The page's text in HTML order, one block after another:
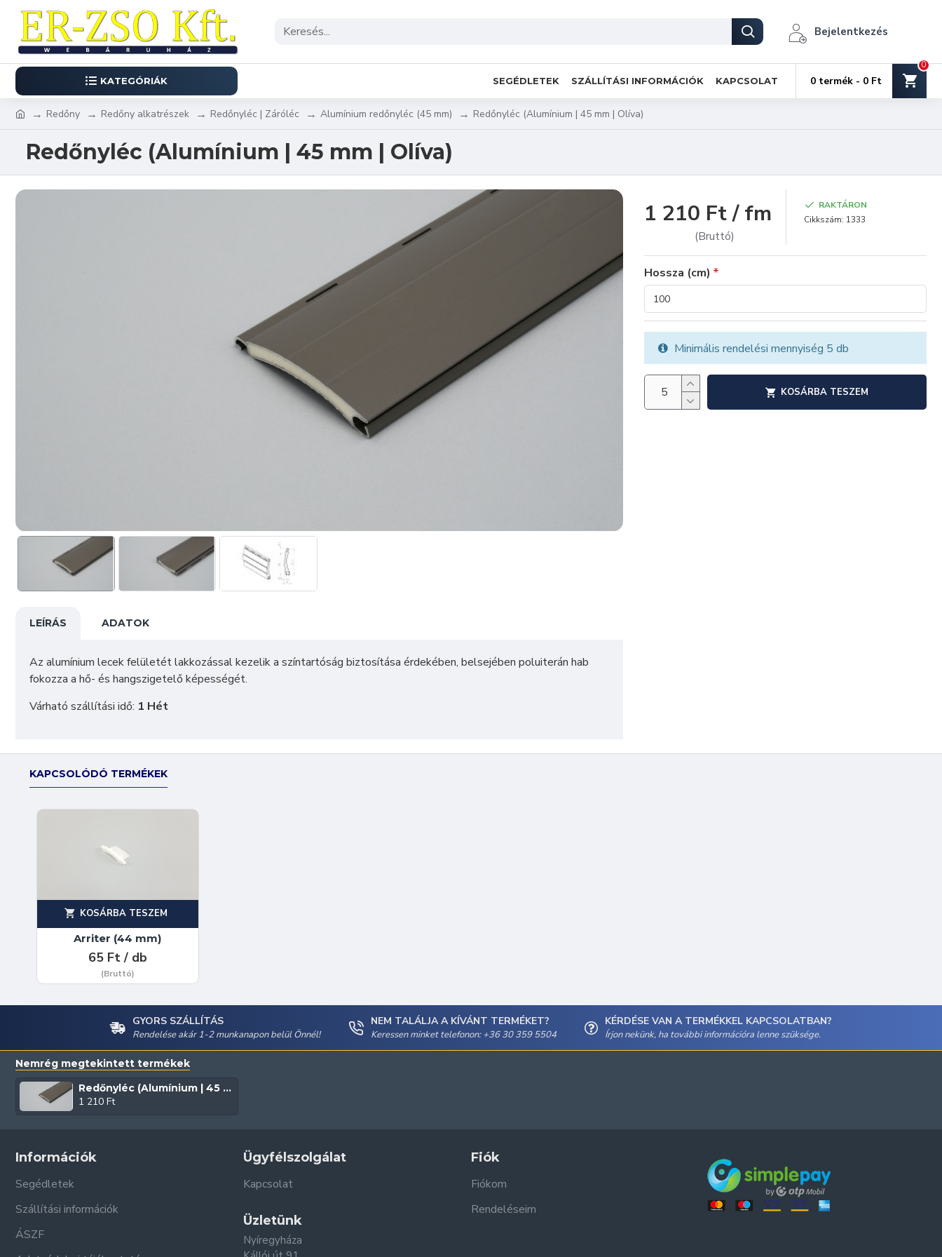
Bejelentkezés
KATEGÓRIÁK SEGÉDLETEK SZÁLLÍTÁSI INFORMÁCIÓK KAPCSOLAT 0 termék - 0 Ft
0
Redőny Redőny alkatrészek Redőnyléc | Záróléc Alumínium redőnyléc (45 mm) Redőnyléc (Alumínium | 45 mm | Olíva)
Redőnyléc (Alumínium | 45 mm | Olíva)
LEÍRÁS ADATOK
Az alumínium lecek felületét lakkozással kezelik a színtartóság biztosítása érdekében, belsejében poluiterán hab
fokozza a hő- és hangszigetelő képességét.
Várható szállítási idő: 1 Hét
1 210 Ft / fm
(Bruttó)
RAKTÁRON
Cikkszám: 1333
Hossza (cm)
KOSÁRBA TESZEM
Minimális rendelési mennyiség 5 db
KAPCSOLÓDÓ TERMÉKEK
Arriter (44 mm)
65 Ft / db
(Bruttó)
KOSÁRBA TESZEM
GYORS SZÁLLÍTÁS
Rendelése akár 1-2 munkanapon belül Önnél!
NEM TALÁLJA A KÍVÁNT TERMÉKET?
Keressen minket telefonon: +36 30 359 5504
KÉRDÉSE VAN A TERMÉKKEL KAPCSOLATBAN?
Írjon nekünk, ha további információra lenne szüksége.
Nemrég megtekintett termékek
Redőnyléc (Alumínium | 45 mm | Olíva)
1 210 Ft
Információk
Segédletek
Szállítási információk
ÁSZF
Ügyfélszolgálat
Kapcsolat
Üzletünk
Nyíregyháza
Fiók
Fiókom
Rendeléseim